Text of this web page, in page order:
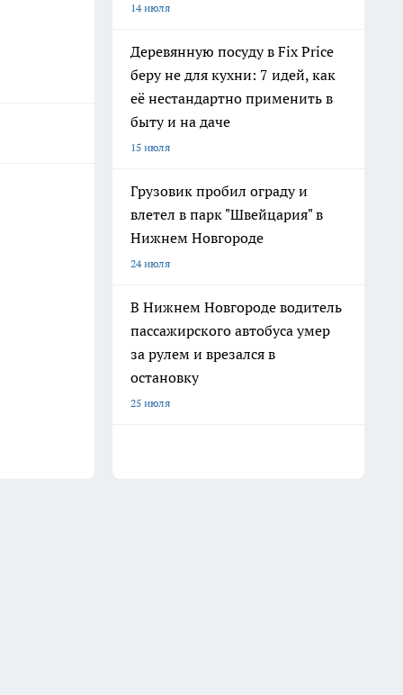
14 июля
Деревянную посуду в Fix Price
беру не для кухни: 7 идей, как
её нестандартно применить в
быту и на даче
15 июля
Грузовик пробил ограду и
влетел в парк "Швейцария" в
Нижнем Новгороде
24 июля
В Нижнем Новгороде водитель
пассажирского автобуса умер
за рулем и врезался в
остановку
25 июля